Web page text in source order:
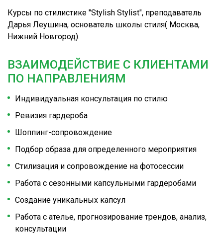
Курсы по стилистике "Stylish Stylist", преподаватель
Дарья Леушина, основатель школы стиля( Москва,
Нижний Новгород).
ВЗАИМОДЕЙСТВИЕ С КЛИЕНТАМИ
ПО НАПРАВЛЕНИЯМ
Индивидуальная консультация по стилю
Ревизия гардероба
Шоппинг-сопровождение
Подбор образа для определенного мероприятия
Стилизация и сопровождение на фотосессии
Работа с сезонными капсульными гардеробами
Создание уникальных капсул
Работа с ателье, прогнозирование трендов, анализ,
консультации